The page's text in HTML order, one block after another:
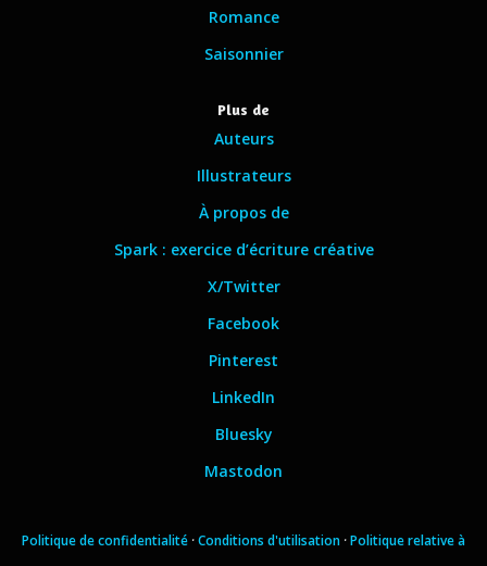
Romance
Saisonnier
Plus de
Auteurs
Illustrateurs
À propos de
Spark : exercice d’écriture créative
X/Twitter
Facebook
Pinterest
LinkedIn
Bluesky
Mastodon
Politique de confidentialité ·Conditions d'utilisation ·Politique relative à